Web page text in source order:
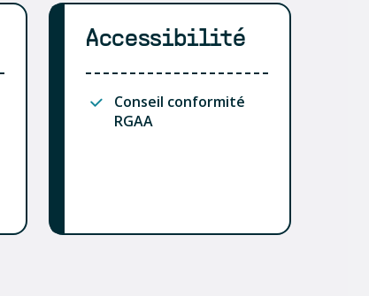
Accessibilité
Conseil conformité
RGAA